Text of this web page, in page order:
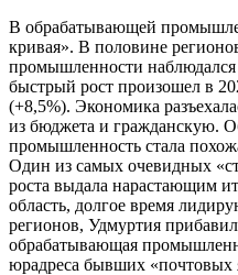
В обрабатывающей
кривая». В половине
промышленности наблюдался
быстрый рост произошел в
(+8,5%). Экономика
из бюджета и гражданскую.
промышленность стала
Один из самых очевидных
роста выдала нарастающим
область, долгое время
регионов, Удмуртия
обрабатывающая
юрадреса бывших «почтовых